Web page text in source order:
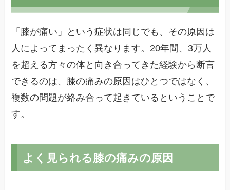
「膝が痛い」という症状は同じでも、その原因は
人によってまったく異なります。20年間、3万人
を超える方々の体と向き合ってきた経験から断言
できるのは、膝の痛みの原因はひとつではなく、
複数の問題が絡み合って起きているということで
す。
よく見られる膝の痛みの原因